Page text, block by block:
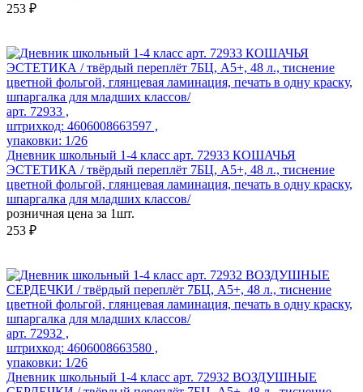
253 ₽
арт. 72933 ,
штрихкод: 4606008663597 ,
упаковки: 1/26
Дневник школьный 1-4 класс арт. 72933 КОШАЧЬЯ
ЭСТЕТИКА / твёрдый переплёт 7БЦ, А5+, 48 л., тиснение
цветной фольгой, глянцевая ламинация, печать в одну краску,
шпаргалка для младших классов/
розничная цена за 1шт.
253 ₽
арт. 72932 ,
штрихкод: 4606008663580 ,
упаковки: 1/26
Дневник школьный 1-4 класс арт. 72932 ВОЗДУШНЫЕ